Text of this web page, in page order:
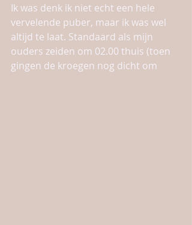
Ik was denk ik niet echt een hele
vervelende puber, maar ik was wel
altijd te laat. Standaard als mijn
ouders zeiden om 02.00 thuis (toen
gingen de kroegen nog dicht om